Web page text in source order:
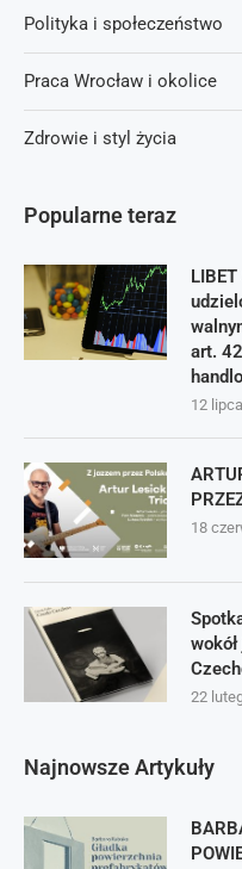
Popularne teraz
art.
12
18
22
Najnowsze Artykuły
Polityka i społeczeństwo
Praca Wrocław i okolice
Zdrowie i styl życia